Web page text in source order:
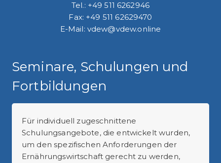
Tel.: +49 511 6262946
Fax: +49 511 62629470
E-Mail: vdew@vdew.online
Seminare, Schulungen und
Fortbildungen
Für individuell zugeschnittene
Schulungsangebote, die entwickelt wurden,
um den spezifischen Anforderungen der
Ernährungswirtschaft gerecht zu werden,